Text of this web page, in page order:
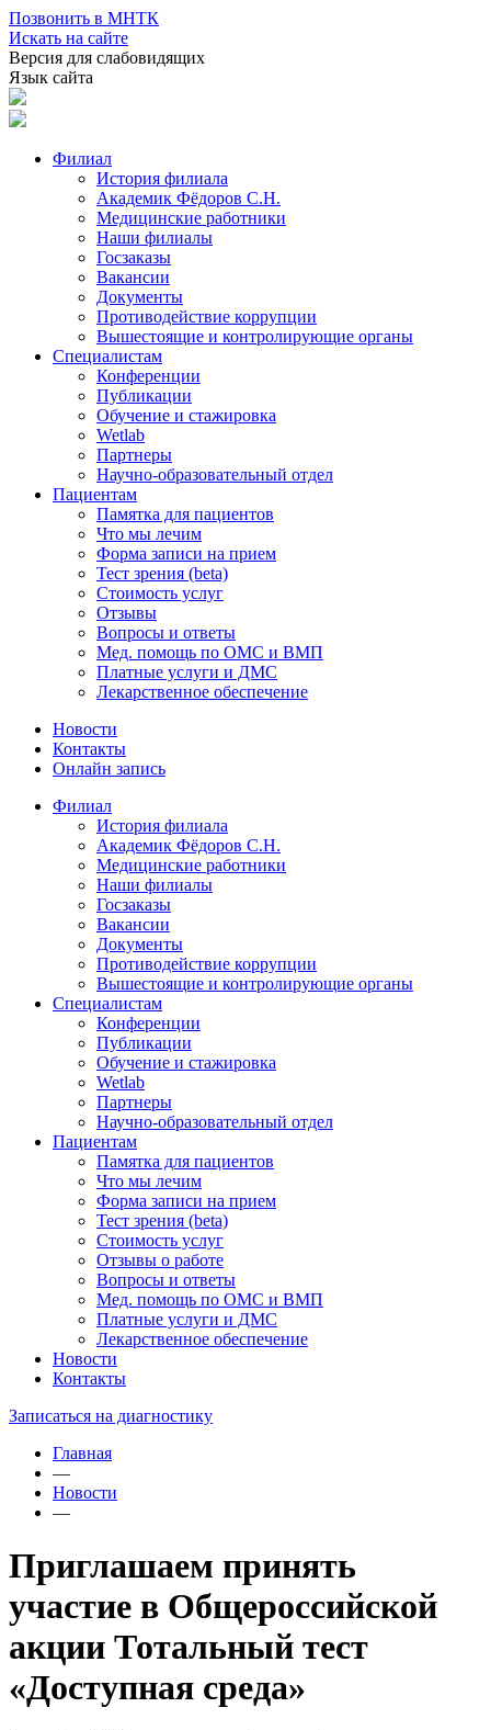
Позвонить в МНТК
Искать на сайте
Версия для слабовидящих
Язык сайта
Филиал
История филиала
Академик Фёдоров С.Н.
Медицинские работники
Наши филиалы
Госзаказы
Вакансии
Документы
Противодействие коррупции
Вышестоящие и контролирующие органы
Специалистам
Конференции
Публикации
Обучение и стажировка
Wetlab
Партнеры
Научно-образовательный отдел
Пациентам
Памятка для пациентов
Что мы лечим
Форма записи на прием
Тест зрения (beta)
Стоимость услуг
Отзывы
Вопросы и ответы
Мед. помощь по ОМС и ВМП
Платные услуги и ДМС
Лекарственное обеспечение
Новости
Контакты
Онлайн запись
Филиал
История филиала
Академик Фёдоров С.Н.
Медицинские работники
Наши филиалы
Госзаказы
Вакансии
Документы
Противодействие коррупции
Вышестоящие и контролирующие органы
Специалистам
Конференции
Публикации
Обучение и стажировка
Wetlab
Партнеры
Научно-образовательный отдел
Пациентам
Памятка для пациентов
Что мы лечим
Форма записи на прием
Тест зрения (beta)
Стоимость услуг
Отзывы о работе
Вопросы и ответы
Мед. помощь по ОМС и ВМП
Платные услуги и ДМС
Лекарственное обеспечение
Новости
Контакты
Записаться на диагностику
Главная
—
Новости
—
Приглашаем принять
участие в Общероссийской
акции Тотальный тест
«Доступная среда»